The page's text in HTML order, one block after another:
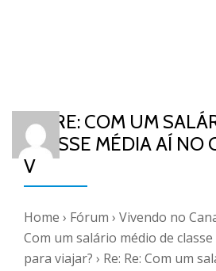
RE: RE: COM UM
CLASSE MÉDIA AÍ NO
V
Home › Fórum › Vivendo no
Com um salário médio de
para viajar? › Re: Re: Com um